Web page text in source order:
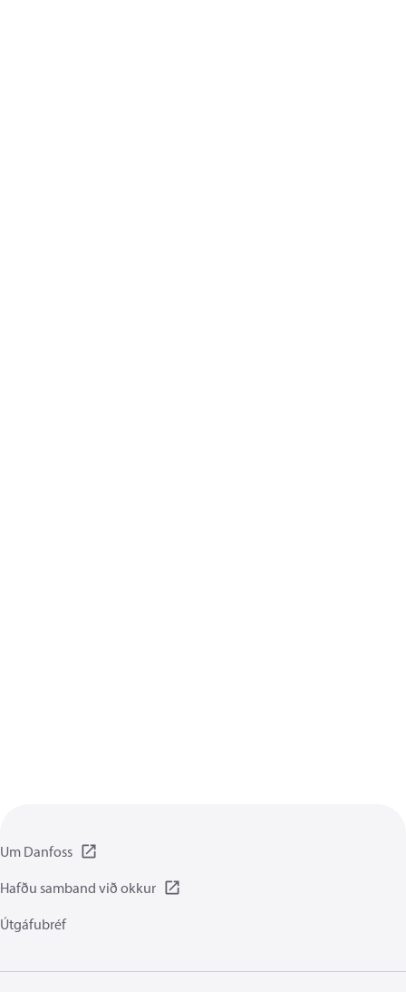
Um Danfoss
Hafðu samband við okkur
Útgáfubréf